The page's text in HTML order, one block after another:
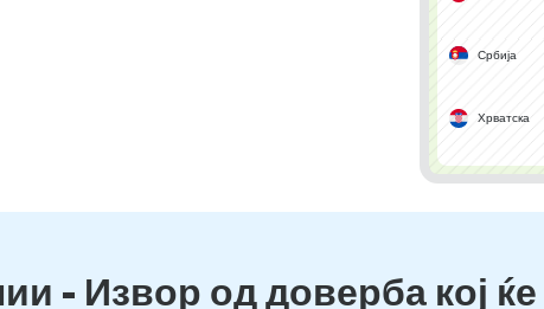
Србија
Хрватска
- Извор од доверба кој